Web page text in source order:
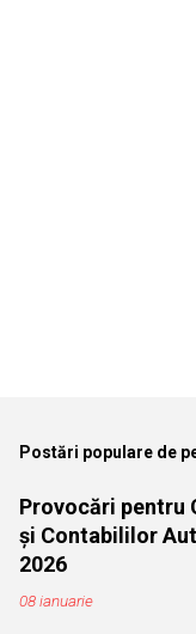
m
e
ț
i
n
Postări populare de
Provocări pentru
și Contabililor
2026
08 ianuarie